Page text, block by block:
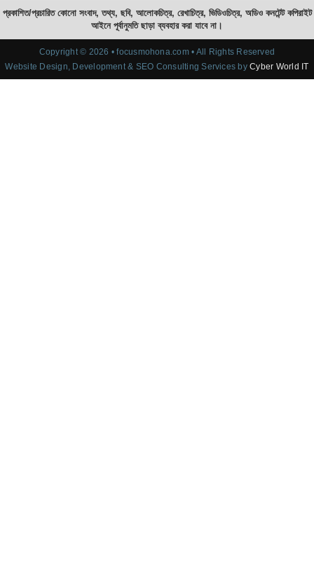
প্রকাশিত/প্রচারিত কোনো সংবাদ, তথ্য, ছবি, আলোকচিত্র, রেখাচিত্র, ভিডিওচিত্র, অডিও কনটেন্ট কপিরাইট
আইনে পূর্বানুমতি ছাড়া ব্যবহার করা যাবে না।
Copyright © 2026 • focusmohona.com • All Rights Reserved
Website Design, Development & SEO Consulting Services byCyber World IT